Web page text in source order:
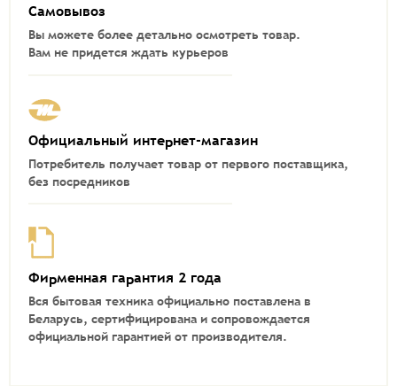
Самовывоз
Вы можете более детально осмотреть товар.
Вам не придется ждать курьеров
Официальный интернет-магазин
Потребитель получает товар от первого поставщика,
без посредников
Фирменная гарантия 2 года
Вся бытовая техника официально поставлена в
Беларусь, сертифицирована и сопровождается
официальной гарантией от производителя.